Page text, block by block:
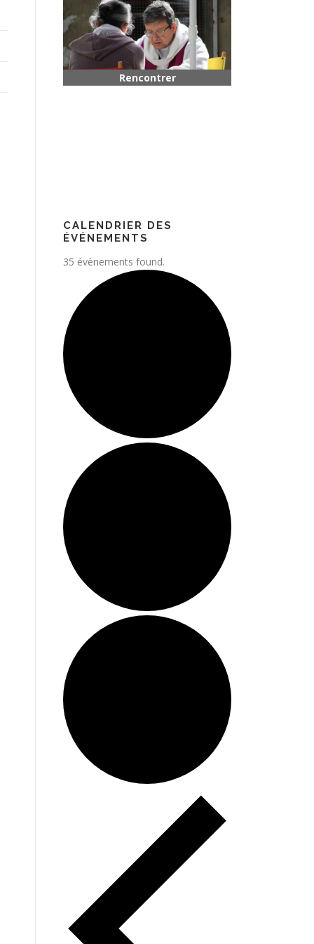
CALENDRIER DES
ÉVÉNEMENTS
35 évènements found.